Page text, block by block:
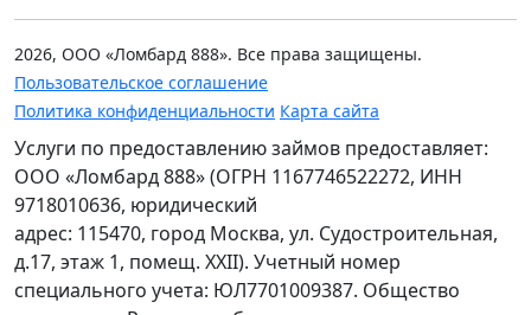
2026, ООО «Ломбард 888». Все права защищены.
Пользовательское соглашение
Политика конфиденциальности Карта сайта
Услуги по предоставлению займов предоставляет:
ООО «Ломбард 888» (ОГРН 1167746522272, ИНН
9718010636, юридический
адрес: 115470, город Москва, ул. Судостроительная,
д.17, этаж 1, помещ. XXII). Учетный номер
специального учета: ЮЛ7701009387. Общество